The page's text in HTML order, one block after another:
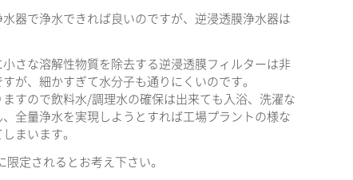
器で浄水できれば良いのですが、逆浸透膜浄水器は
さな溶解性物質を除去する逆浸透膜フィルターは非
が、細かすぎて水分子も通りにくいのです。
すので飲料水/調理水の確保は出来ても入浴、洗濯な
全量浄水を実現しようとすれば工場プラントの様な
まいます。
定されるとお考え下さい。